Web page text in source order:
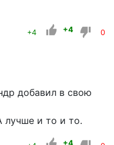
+4 +4 0
добавил в свою
и то и то.
+4